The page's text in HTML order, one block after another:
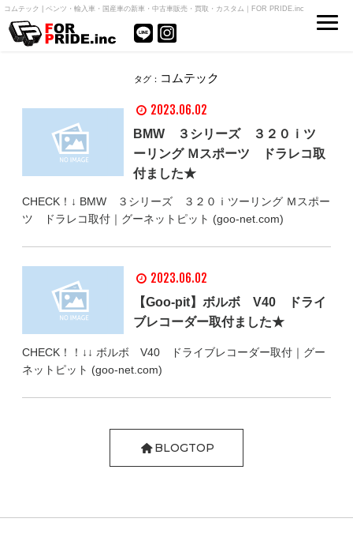
コムテック | ベンツ・輸入車・国産車の新車・中古車販売・買取・カスタム｜FOR PRIDE.inc
タグ： コムテック
2023.06.02
BMW ３シリーズ ３２０ｉツ
ーリング Ｍスポーツ ドラレコ取
付ました★
CHECK！↓ BMW ３シリーズ ３２０ｉツーリング Ｍスポー
ツ ドラレコ取付｜グーネットピット (goo-net.com)
2023.06.02
【Goo-pit】ボルボ V40 ドライ
ブレコーダー取付ました★
CHECK！！↓↓ ボルボ V40 ドライブレコーダー取付｜グー
ネットピット (goo-net.com)
BLOGTOP